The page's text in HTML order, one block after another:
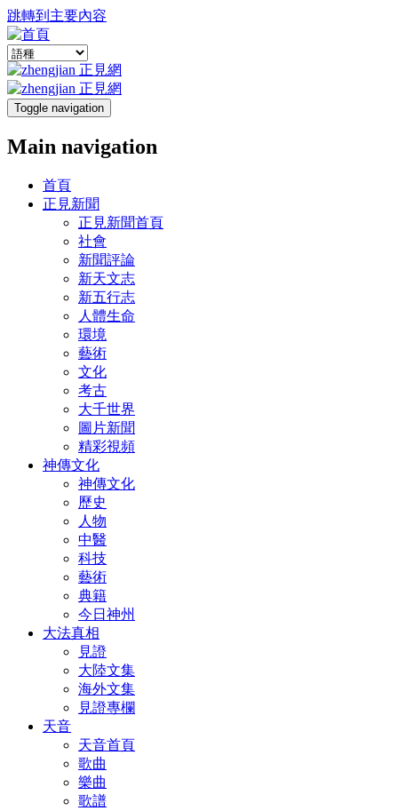
跳轉到主要內容
Toggle navigation
Main navigation
首頁
正見新聞
正見新聞首頁
社會
新聞評論
新天文志
新五行志
人體生命
環境
藝術
文化
考古
大千世界
圖片新聞
精彩視頻
神傳文化
神傳文化
歷史
人物
中醫
科技
藝術
典籍
今日神州
大法真相
見證
大陸文集
海外文集
見證專欄
天音
天音首頁
歌曲
樂曲
歌譜